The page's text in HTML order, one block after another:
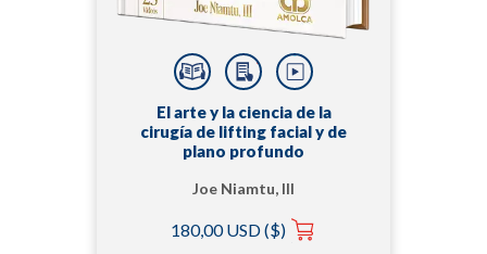
El arte y la ciencia de la
cirugía de lifting facial y de
plano profundo
Joe Niamtu, III
180,00 USD ($)